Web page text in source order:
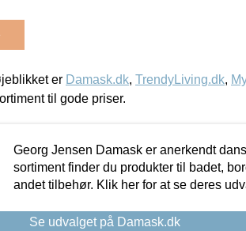
er Damask.dk, TrendyLiving.dk,
til gode priser.
Georg Jensen Damask er anerkendt
sortiment finder du produkter til badet,
andet tilbehør. Klik her for at se deres
Se udvalget på Damask.dk